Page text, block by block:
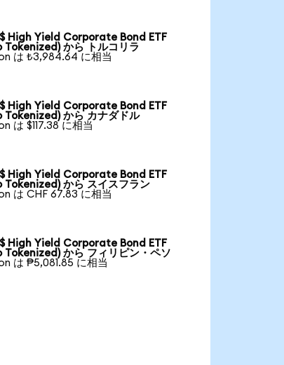
High Yield Corporate Bond ETF
Tokenized) から トルコリラ
は ₺3,984.64 に相当
High Yield Corporate Bond ETF
Tokenized) から カナダドル
は $117.38 に相当
High Yield Corporate Bond ETF
Tokenized) から スイスフラン
は CHF 67.83 に相当
High Yield Corporate Bond ETF
Tokenized) から フィリピン・ペソ
は ₱5,081.85 に相当